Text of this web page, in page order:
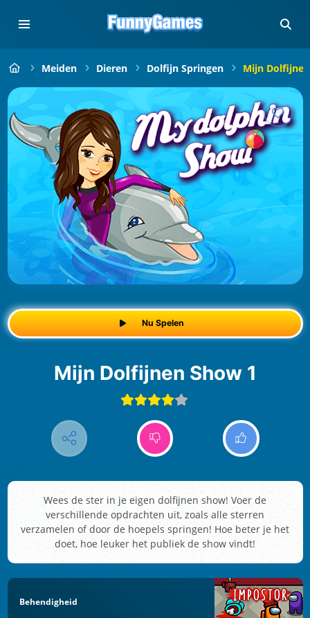
Meiden Dieren Dolfijn Springen Mijn
Nu Spelen
Mijn Dolfijnen Show 1
Wees de ster in je eigen dolfijnen show! Voer de
verschillende opdrachten uit, zoals alle sterren
verzamelen of door de hoepels springen! Hoe beter je het
doet, hoe leuker het publiek de show vindt!
Behendigheid